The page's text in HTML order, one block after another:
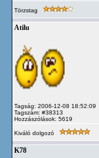
Törzstag
Atilu
Tagság: 2006-12-08 18:52:09
Tagszám: #38313
Hozzászólások: 5619
Kiváló dolgozó
K78